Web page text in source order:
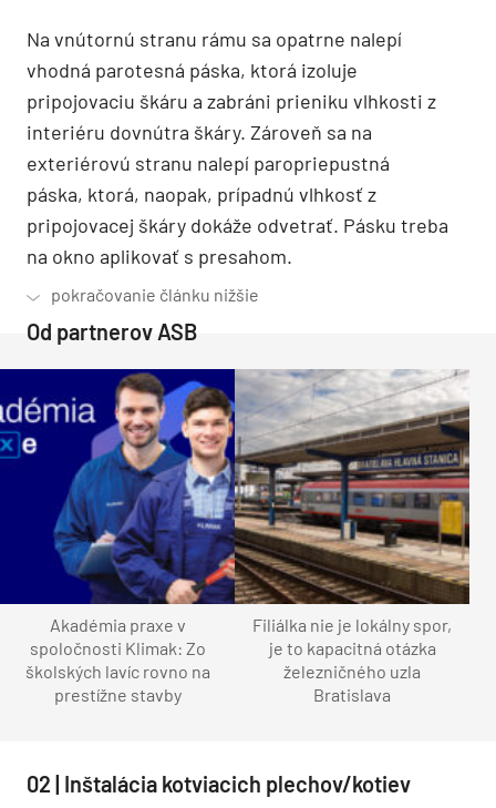
Na vnútornú stranu rámu sa opatrne nalepí
vhodná parotesná páska, ktorá izoluje
pripojovaciu škáru a zabráni prieniku vlhkosti z
interiéru dovnútra škáry. Zároveň sa na
exteriérovú stranu nalepí paropriepustná
páska, ktorá, naopak, prípadnú vlhkosť z
pripojovacej škáry dokáže odvetrať. Pásku treba
na okno aplikovať s presahom.
Od partnerov ASB
Akadémia praxe v
spoločnosti Klimak: Zo
školských lavíc rovno na
prestížne stavby
Filiálka nie je lokálny spor,
je to kapacitná otázka
železničného uzla
Bratislava
02 | Inštalácia kotviacich plechov/kotiev